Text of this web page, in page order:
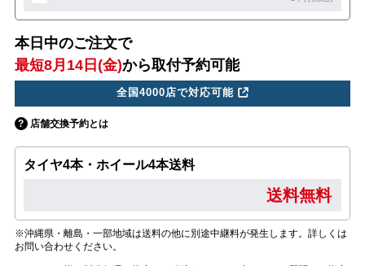
本日中のご注文で
最短8月14日(金)から取付予約可能
全国4000店で対応可能
店舗交換予約とは
タイヤ4本・ホイール4本送料
送料無料
※沖縄県・離島・一部地域は送料の他に別途中継料が発生します。詳しくは
お問い合わせください。